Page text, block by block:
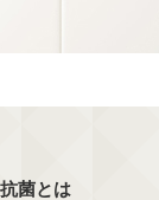
抗菌とは